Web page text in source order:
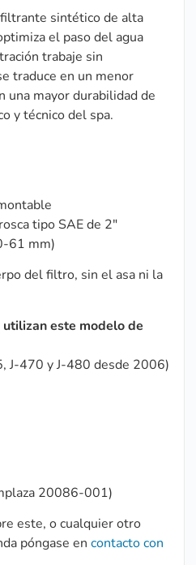
sintético de alta
el paso del agua
trabaje sin
traduce en un menor
una mayor durabilidad de
y técnico del spa.
tipo SAE de 2″
61 mm)
del filtro, sin el asa ni la
este modelo de
J-470 y J-480 desde 2006)
20086-001)
este, o cualquier otro
póngase en contacto con